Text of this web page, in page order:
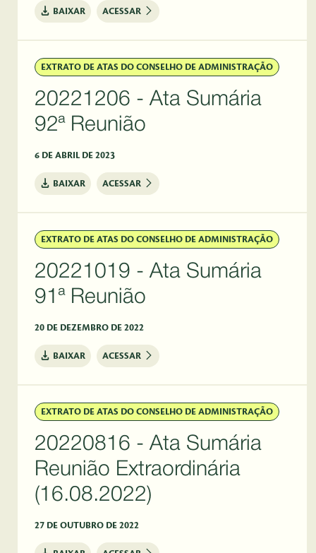
BAIXAR ACESSAR
EXTRATO DE ATAS DO CONSELHO DE ADMINISTRAÇÃO
20221206 - Ata Sumária
92ª Reunião
6 DE ABRIL DE 2023
BAIXAR ACESSAR
EXTRATO DE ATAS DO CONSELHO DE ADMINISTRAÇÃO
20221019 - Ata Sumária
91ª Reunião
20 DE DEZEMBRO DE 2022
BAIXAR ACESSAR
EXTRATO DE ATAS DO CONSELHO DE ADMINISTRAÇÃO
20220816 - Ata Sumária
Reunião Extraordinária
(16.08.2022)
27 DE OUTUBRO DE 2022